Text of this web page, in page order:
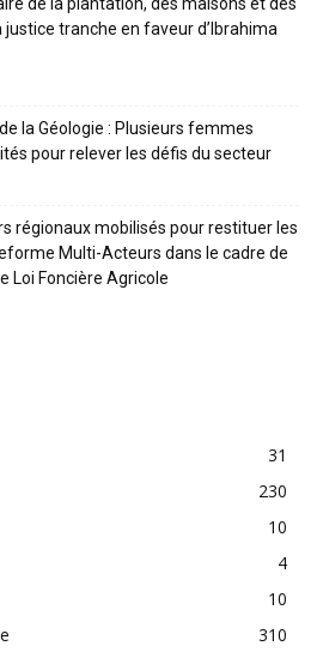
de la plantation, des maisons et des
justice tranche en faveur d’Ibrahima
la Géologie : Plusieurs femmes
pour relever les défis du secteur
régionaux mobilisés pour restituer les
Multi-Acteurs dans le cadre de
Loi Foncière Agricole
31
230
10
4
10
310